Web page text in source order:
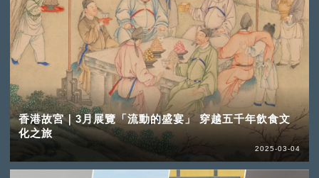
香港故宮｜3月展覽「流動的盛宴」 穿越五千年飲食文
化之旅
2025-03-04